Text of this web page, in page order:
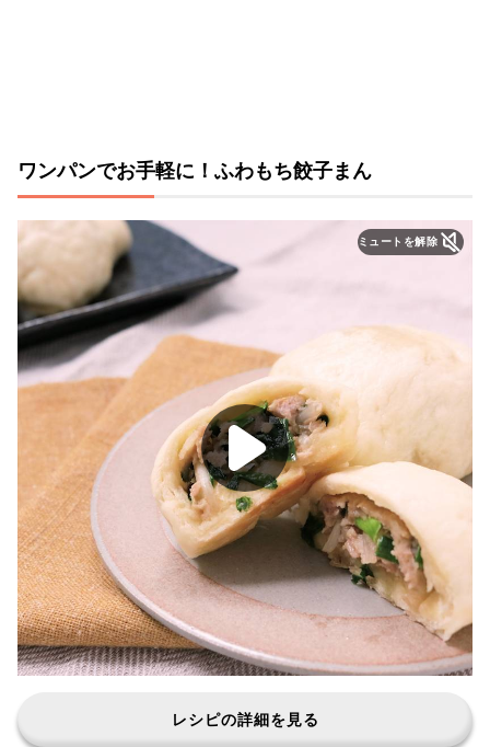
ワンパンでお手軽に！ふわもち餃子まん
ミュートを解除
レシピの詳細を見る